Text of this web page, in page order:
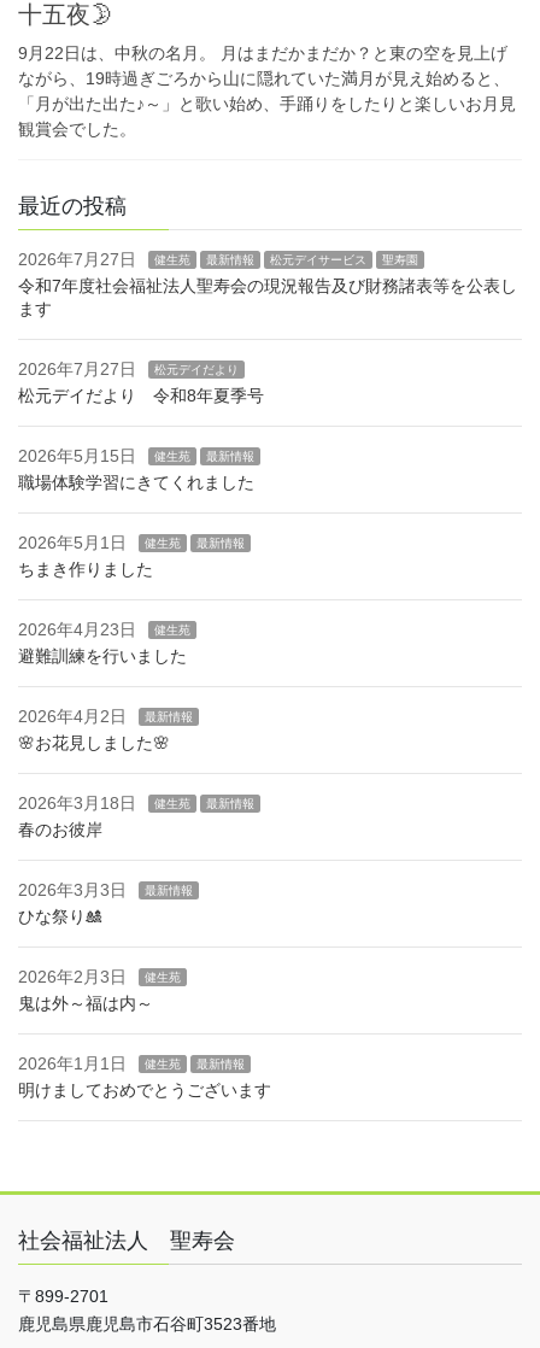
十五夜🌛
9月22日は、中秋の名月。 月はまだかまだか？と東の空を見上げ
ながら、19時過ぎごろから山に隠れていた満月が見え始めると、
「月が出た出た♪～」と歌い始め、手踊りをしたりと楽しいお月見
観賞会でした。
最近の投稿
2026年7月27日 健生苑 最新情報 松元デイサービス 聖寿園
令和7年度社会福祉法人聖寿会の現況報告及び財務諸表等を公表し
ます
2026年7月27日 松元デイだより
松元デイだより 令和8年夏季号
2026年5月15日 健生苑 最新情報
職場体験学習にきてくれました
2026年5月1日 健生苑 最新情報
ちまき作りました
2026年4月23日 健生苑
避難訓練を行いました
2026年4月2日 最新情報
🌸お花見しました🌸
2026年3月18日 健生苑 最新情報
春のお彼岸
2026年3月3日 最新情報
ひな祭り🎎
2026年2月3日 健生苑
鬼は外～福は内～
2026年1月1日 健生苑 最新情報
明けましておめでとうございます
社会福祉法人 聖寿会
〒899-2701
鹿児島県鹿児島市石谷町3523番地